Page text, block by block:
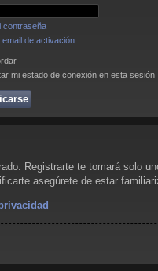
contraseña
email de activación
mi estado de conexión en esta sesión
Registrarte te tomará solo
asegúrete de estar